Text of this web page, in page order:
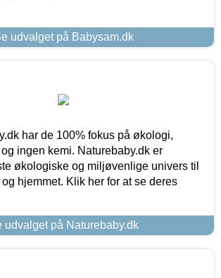
udvalget på Babysam.dk
har de 100% fokus på økologi,
ingen kemi. Naturebaby.dk er
økologiske og miljøvenlige univers til
og hjemmet. Klik her for at se deres
udvalget på Naturebaby.dk